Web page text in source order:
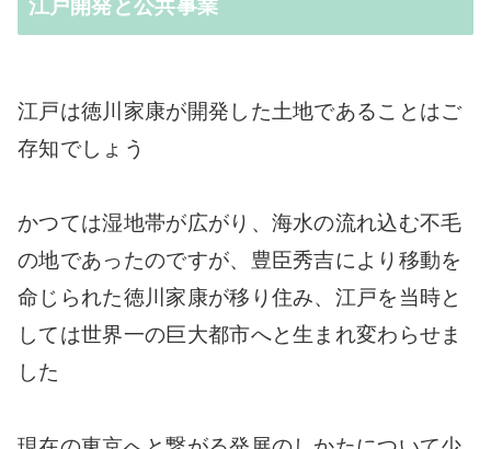
江戸開発と公共事業
江戸は徳川家康が開発した土地であることはご
存知でしょう
かつては湿地帯が広がり、海水の流れ込む不毛
の地であったのですが、豊臣秀吉により移動を
命じられた徳川家康が移り住み、江戸を当時と
しては世界一の巨大都市へと生まれ変わらせま
した